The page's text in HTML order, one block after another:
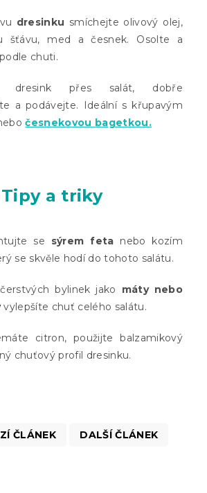
dresinku smíchejte olivový olej,
šťávu, med a česnek. Osolte a
chuti.
dresink přes salát, dobře
a podávejte. Ideální s křupavým
česnekovou bagetkou.
Tipy a triky
se sýrem feta nebo kozím
se skvěle hodí do tohoto salátu.
bylinek jako máty nebo
vylepšíte chuť celého salátu.
citron, použijte balzamikový
chuťový profil dresinku.
ČLÁNEK DALŠÍ ČLÁNEK